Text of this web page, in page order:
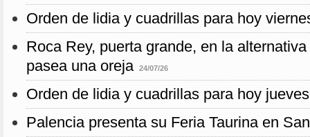
Orden de lidia y cuadrillas para hoy
Roca Rey, puerta grande, en la
pasea una oreja
24/07/26
Orden de lidia y cuadrillas para hoy
Palencia presenta su Feria Taurina en